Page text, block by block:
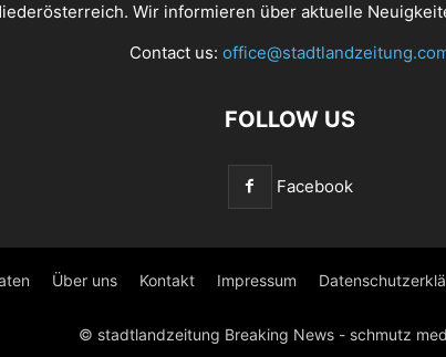
Wir informieren über aktuelle
Contact us:
FOLLOW US
Facebook
Über uns Kontakt Impressum
© stadtlandzeitung Breaking News - schmutz